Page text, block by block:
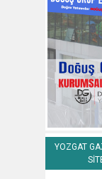
YOZGAT